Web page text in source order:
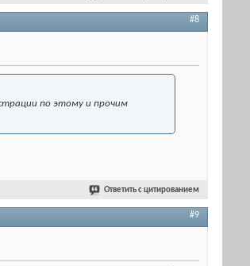
#8
по этому и прочим
Ответить с цитированием
#9